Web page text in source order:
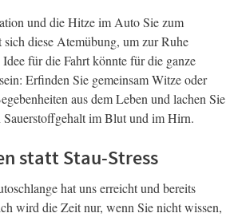
und die Hitze im Auto Sie zum
diese Atemübung, um zur Ruhe
für die Fahrt könnte für die ganze
Erfinden Sie gemeinsam Witze oder
aus dem Leben und lachen Sie
im Blut und im Hirn.
statt Stau-Stress
hat uns erreicht und bereits
wird die Zeit nur, wenn Sie nicht wissen,